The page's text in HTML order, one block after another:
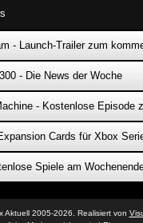
- Launch-Trailer zum
- Die News der Woche
- Kostenlose Episode
Cards für Xbox
Spiele am
Aktuell 2005-2026. Realisiert von